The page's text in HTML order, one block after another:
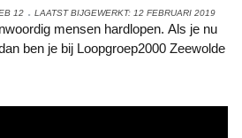
12 LAATST BIJGEWERKT: 12 FEBRUARI 2019
mensen hardlopen. Als je nu
ben je bij Loopgroep2000 Zeewolde